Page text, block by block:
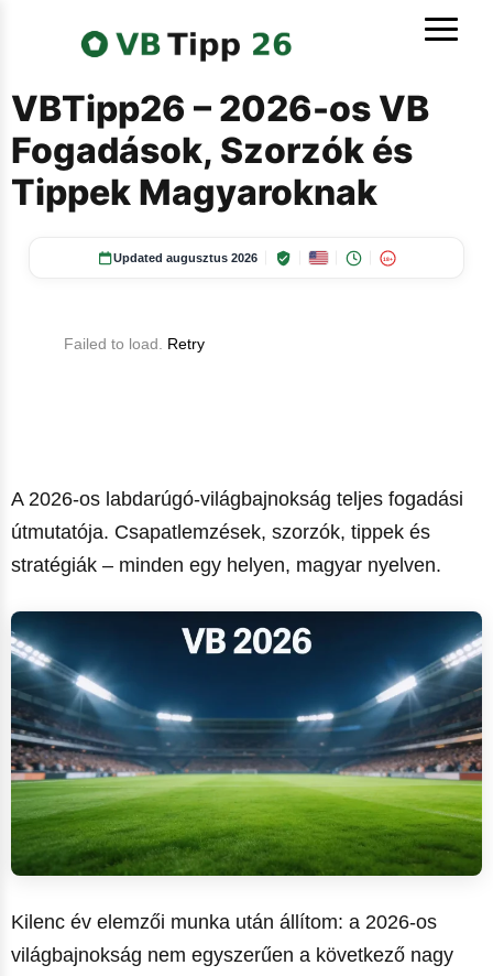
VBTipp26 – 2026-os VB
Fogadások, Szorzók és
Tippek Magyaroknak
Updated augusztus 2026 18+
Failed to load. Retry
A 2026-os labdarúgó-világbajnokság teljes fogadási
útmutatója. Csapatlemzések, szorzók, tippek és
stratégiák – minden egy helyen, magyar nyelven.
Kilenc év elemzői munka után állítom: a 2026-os
világbajnokság nem egyszerűen a következő nagy